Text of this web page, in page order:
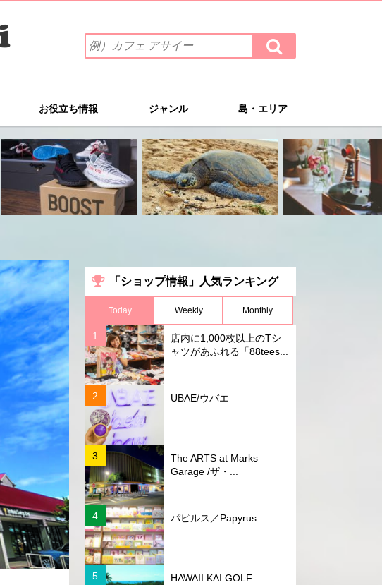
索
ワ
を
入
力
(例）
カ
フ
ェ
イ
ー
検
索
す
お役立ち情報 ジャンル 島・エリア
「ショップ情報」人気ランキング
Today Weekly Monthly
店内に1,000枚以上のTシ
ャツがあふれる「88tees...
UBAE/ウバエ
The ARTS at Marks
Garage /ザ・...
パピルス／Papyrus
HAWAII KAI GOLF